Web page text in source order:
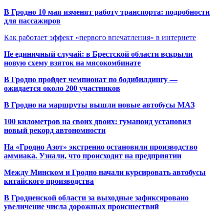
В Гродно 10 мая изменят работу транспорта: подробности
для пассажиров
Как работает эффект «первого впечатления» в интернете
Не единичный случай: в Брестской области вскрыли
новую схему взяток на мясокомбинате
В Гродно пройдет чемпионат по бодибилдингу —
ожидается около 200 участников
В Гродно на маршруты вышли новые автобусы МАЗ
100 километров на своих двоих: гуманоид установил
новый рекорд автономности
На «Гродно Азот» экстренно остановили производство
аммиака. Узнали, что происходит на предприятии
Между Минском и Гродно начали курсировать автобусы
китайского производства
В Гродненской области за выходные зафиксировано
увеличение числа дорожных происшествий